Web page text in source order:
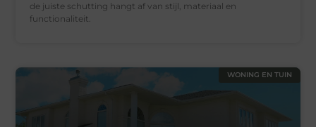
de juiste schutting hangt af van stijl, materiaal en
functionaliteit.
WONING EN TUIN